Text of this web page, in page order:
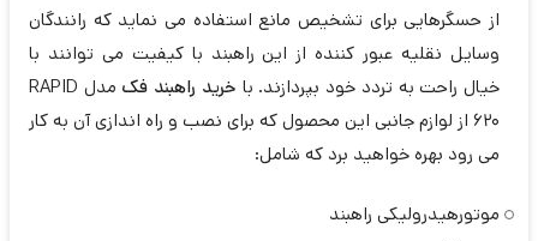
از حسگرهایی برای تشخیص مانع استفاده می نماید که رانندگان
وسایل نقلیه عبور کننده از این راهبند با کیفیت می توانند با
خیال راحت به تردد خود بپردازند. با خرید راهبند فک
مدل RAPID
620 از لوازم جانبی این محصول که برای نصب و راه اندازی آن به کار
می رود بهره خواهید برد که شامل:
موتورهیدرولیکی راهبند